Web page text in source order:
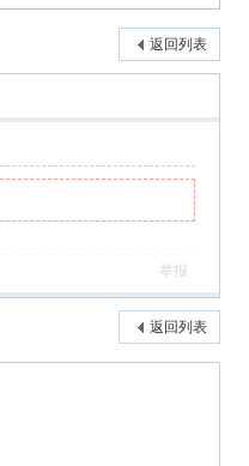
返回列表
举报
返回列表